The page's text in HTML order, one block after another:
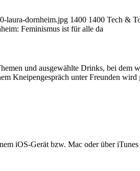
laura-dornheim.jpg 1400 1400 Tech &
Feminismus ist für alle da
und ausgewählte Drinks, bei dem
Kneipengespräch unter Freunden
iOS-Gerät bzw. Mac oder über